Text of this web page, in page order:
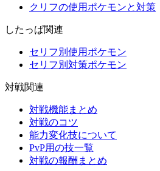
クリフの使用ポケモンと対策
したっぱ関連
セリフ別使用ポケモン
セリフ別対策ポケモン
対戦関連
対戦機能まとめ
対戦のコツ
能力変化技について
PvP用の技一覧
対戦の報酬まとめ